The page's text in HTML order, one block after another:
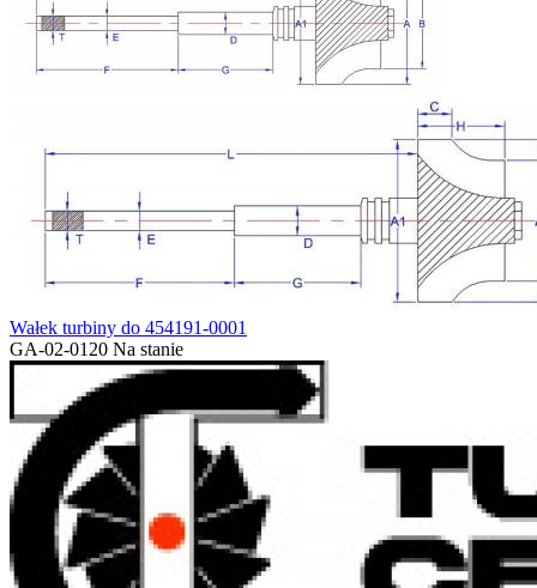
Wałek turbiny do 454191-0001
GA-02-0120 Na stanie